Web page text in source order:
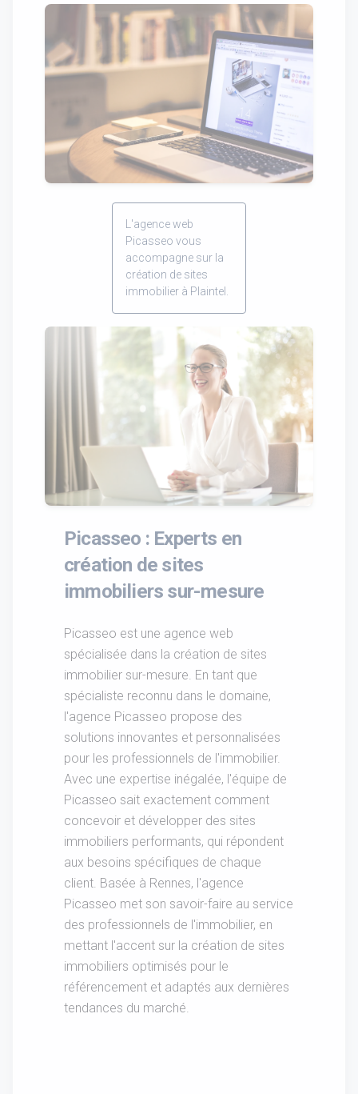
L'agence web
Picasseo vous
accompagne sur la
création de sites
immobilier à Plaintel.
Picasseo : Experts en
création de sites
immobiliers sur-mesure
Picasseo est une agence web
spécialisée dans la création de sites
immobilier sur-mesure. En tant que
spécialiste reconnu dans le domaine,
l'agence Picasseo propose des
solutions innovantes et personnalisées
pour les professionnels de l'immobilier.
Avec une expertise inégalée, l'équipe de
Picasseo sait exactement comment
concevoir et développer des sites
immobiliers performants, qui répondent
aux besoins spécifiques de chaque
client. Basée à Rennes, l'agence
Picasseo met son savoir-faire au service
des professionnels de l'immobilier, en
mettant l'accent sur la création de sites
immobiliers optimisés pour le
référencement et adaptés aux dernières
tendances du marché.